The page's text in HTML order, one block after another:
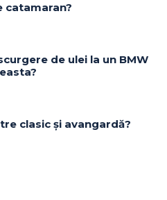
catamaran?
de ulei la un BMW
clasic și avangardă?